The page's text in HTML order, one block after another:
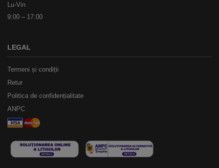
Lu-Vin
9:00 – 17:00
LEGAL
Termeni și condiții
Retur
Politica de confidențialitate
ANPC